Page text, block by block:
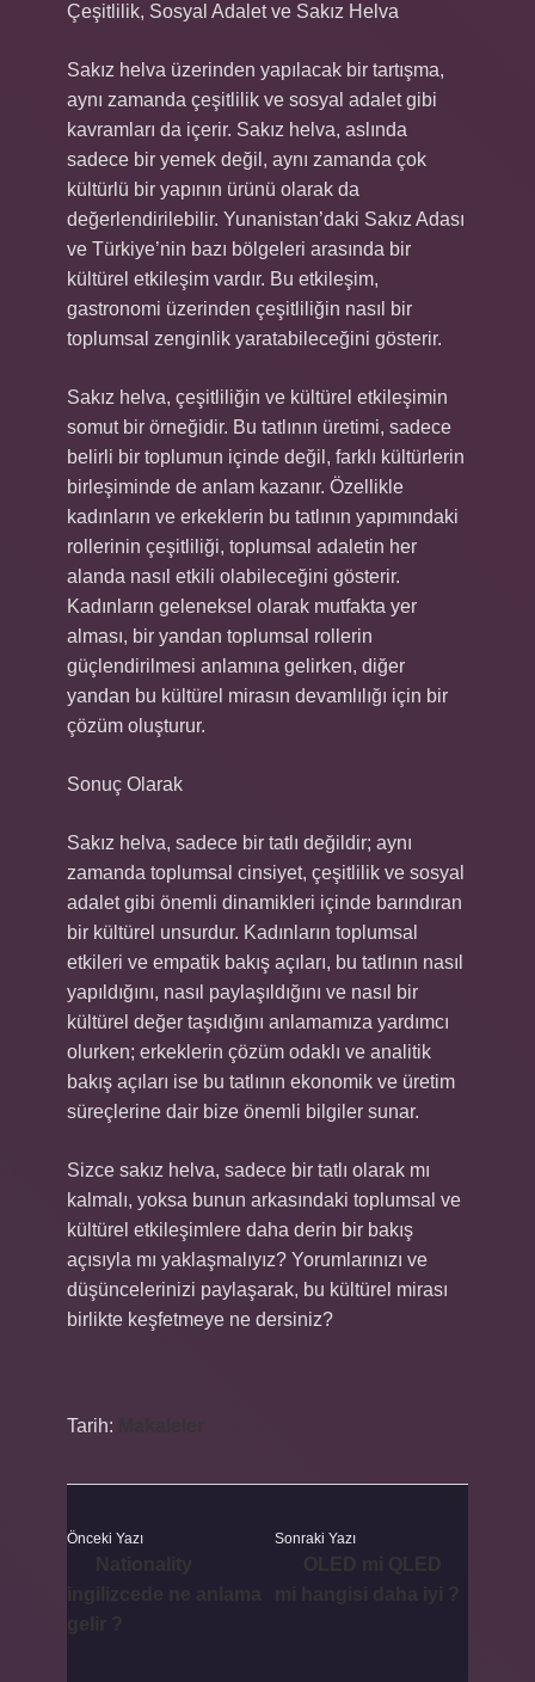
Çeşitlilik, Sosyal Adalet ve Sakız Helva
Sakız helva üzerinden yapılacak bir tartışma,
aynı zamanda çeşitlilik ve sosyal adalet gibi
kavramları da içerir. Sakız helva, aslında
sadece bir yemek değil, aynı zamanda çok
kültürlü bir yapının ürünü olarak da
değerlendirilebilir. Yunanistan’daki Sakız Adası
ve Türkiye’nin bazı bölgeleri arasında bir
kültürel etkileşim vardır. Bu etkileşim,
gastronomi üzerinden çeşitliliğin nasıl bir
toplumsal zenginlik yaratabileceğini gösterir.
Sakız helva, çeşitliliğin ve kültürel etkileşimin
somut bir örneğidir. Bu tatlının üretimi, sadece
belirli bir toplumun içinde değil, farklı kültürlerin
birleşiminde de anlam kazanır. Özellikle
kadınların ve erkeklerin bu tatlının yapımındaki
rollerinin çeşitliliği, toplumsal adaletin her
alanda nasıl etkili olabileceğini gösterir.
Kadınların geleneksel olarak mutfakta yer
alması, bir yandan toplumsal rollerin
güçlendirilmesi anlamına gelirken, diğer
yandan bu kültürel mirasın devamlılığı için bir
çözüm oluşturur.
Sonuç Olarak
Sakız helva, sadece bir tatlı değildir; aynı
zamanda toplumsal cinsiyet, çeşitlilik ve sosyal
adalet gibi önemli dinamikleri içinde barındıran
bir kültürel unsurdur. Kadınların toplumsal
etkileri ve empatik bakış açıları, bu tatlının nasıl
yapıldığını, nasıl paylaşıldığını ve nasıl bir
kültürel değer taşıdığını anlamamıza yardımcı
olurken; erkeklerin çözüm odaklı ve analitik
bakış açıları ise bu tatlının ekonomik ve üretim
süreçlerine dair bize önemli bilgiler sunar.
Sizce sakız helva, sadece bir tatlı olarak mı
kalmalı, yoksa bunun arkasındaki toplumsal ve
kültürel etkileşimlere daha derin bir bakış
açısıyla mı yaklaşmalıyız? Yorumlarınızı ve
düşüncelerinizi paylaşarak, bu kültürel mirası
birlikte keşfetmeye ne dersiniz?
Tarih:
Önceki Yazı Sonraki Yazı